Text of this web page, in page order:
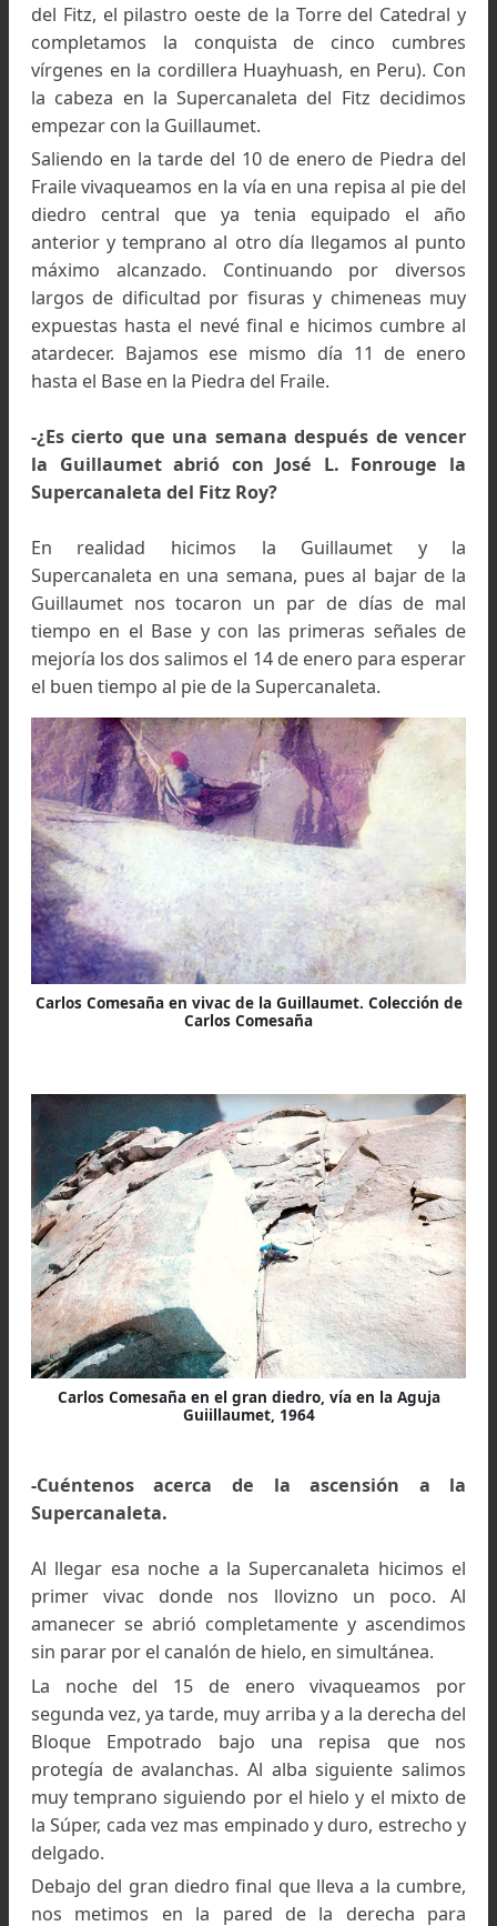
Carlos Comesaña en el Gran Techo circa año mayo
Sierra de la Ventana.
Colección de Carlos Comesaña
Obviamente continuamos con nuestro
ese mismo día coronamos la cumbre del
Blanca por la vertiente occidental.
Habíamos elegido el Gorra Blanca por ser un
a mano, sin dificultades técnicas (aunque
presente el hongo final esta mas complicado)
que mis acompañantes no tenían
experiencia.
La decepción con el Gorra me llevó a procurar
cerro virgen. Después de bajar al base, subí
solitaria el Eléctrico Oeste (el pico negro encima
ver la posibilidad de abrir una ruta a la
Guillaumet, virgen todavía.
Pocos días después, con mis compañeros y tras
vivac en pared, logré completar el diedro
equipándolo en artificial, un paso clave de la
Lamentablemente, el mal tiempo nos
retirarnos y la cumbre quedó para otra ocasión.
-Háblenos de la 1era ascensión a la
Guillaumet (fechas)
de ese mes.
Con Fonrouge veníamos de escalar muy
del Fitz, el pilastro oeste de la Torre del
completamos la conquista de cinco
vírgenes en la cordillera Huayhuash, en Peru).
la cabeza en la Supercanaleta del Fitz
empezar con la Guillaumet.
Saliendo en la tarde del 10 de enero de Piedra
Fraile vivaqueamos en la vía en una repisa al pie
diedro central que ya tenia equipado el
anterior y temprano al otro día llegamos al
máximo alcanzado. Continuando por
largos de dificultad por fisuras y chimeneas
expuestas hasta el nevé final e hicimos